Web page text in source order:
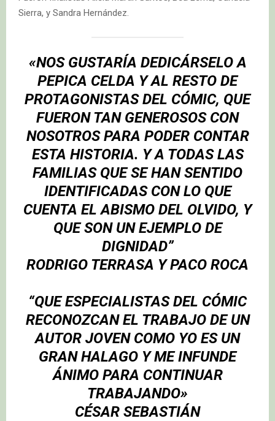
Sierra, y Sandra Hernández.
«NOS GUSTARÍA DEDICÁRSELO A
PEPICA CELDA Y AL RESTO DE
PROTAGONISTAS DEL CÓMIC, QUE
FUERON TAN GENEROSOS CON
NOSOTROS PARA PODER CONTAR
ESTA HISTORIA. Y A TODAS LAS
FAMILIAS QUE SE HAN SENTIDO
IDENTIFICADAS CON LO QUE
CUENTA EL ABISMO DEL OLVIDO, Y
QUE SON UN EJEMPLO DE
DIGNIDAD”
RODRIGO TERRASA Y PACO ROCA
“QUE ESPECIALISTAS DEL CÓMIC
RECONOZCAN EL TRABAJO DE UN
AUTOR JOVEN COMO YO ES UN
GRAN HALAGO Y ME INFUNDE
ÁNIMO PARA CONTINUAR
TRABAJANDO»
CÉSAR SEBASTIÁN